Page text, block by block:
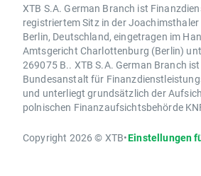
XTB S.A. German Branch ist
registriertem Sitz in der
Berlin, Deutschland, eingetragen im
Amtsgericht Charlottenburg (Berlin)
269075 B.. XTB S.A. German Branch
Bundesanstalt für
und unterliegt grundsätzlich der
polnischen Finanzaufsichtsbehörde
Copyright 2026 © XTB•Einstellungen